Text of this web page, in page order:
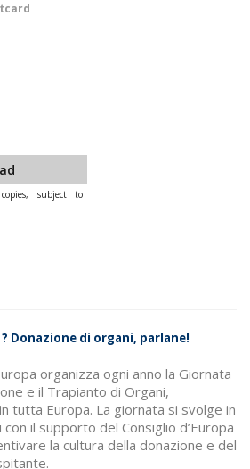
subject to
Donazione di organi, parlane!
organizza ogni anno la Giornata
e il Trapianto di Organi,
tutta Europa. La giornata si svolge in
il supporto del Consiglio d’Europa
la cultura della donazione e del